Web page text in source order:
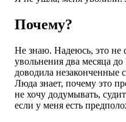
Почему?
Не знаю. Надеюсь, это не
увольнения два месяца
доводила незаконченные
Люда знает, почему это
не хочу додумывать,
если у меня есть